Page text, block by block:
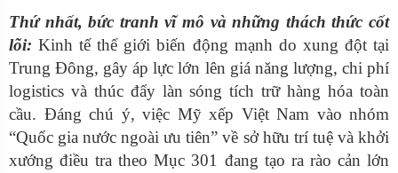
Thứ nhất, bức tranh vĩ mô và những thách thức cốt
lõi: Kinh tế thế giới biến động mạnh do xung đột tại
Trung Đông, gây áp lực lớn lên giá năng lượng, chi phí
logistics và thúc đẩy làn sóng tích trữ hàng hóa toàn
cầu. Đáng chú ý, việc Mỹ xếp Việt Nam vào nhóm
“Quốc gia nước ngoài ưu tiên” về sở hữu trí tuệ và khởi
xướng điều tra theo Mục 301 đang tạo ra rào cản lớn